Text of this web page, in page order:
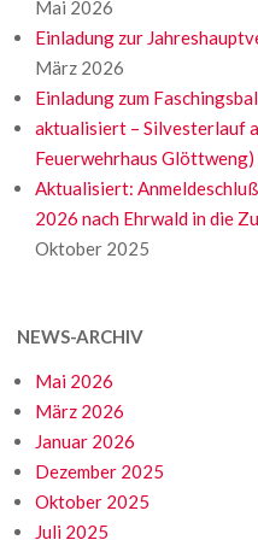
Mai 2026
Einladung zur
März 2026
Einladung zum
aktualisiert – Silvesterlauf
Feuerwehrhaus Glöttweng)
Aktualisiert:
2026 nach Ehrwald in die
Oktober 2025
NEWS-ARCHIV
Mai 2026
März 2026
Januar 2026
Dezember 2025
Oktober 2025
Juli 2025